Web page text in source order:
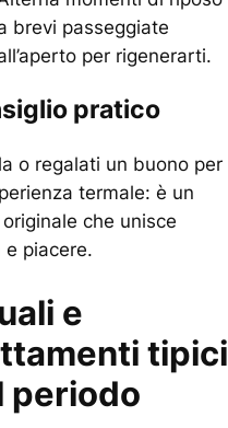
brevi passeggiate
per rigenerarti.
pratico
o regalati un buono per
termale: è un
che unisce
e piacere.
e
tipici
periodo